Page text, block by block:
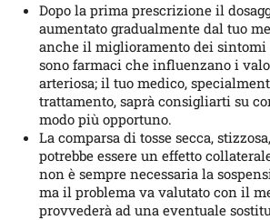
Dopo la prima prescrizione il
aumentato gradualmente dal tuo
anche il miglioramento dei sintomi
sono farmaci che influenzano i
arteriosa; il tuo medico,
trattamento, saprà consigliarti su
modo più opportuno.
La comparsa di tosse secca,
potrebbe essere un effetto
non è sempre necessaria la
ma il problema va valutato con il
provvederà ad una eventuale